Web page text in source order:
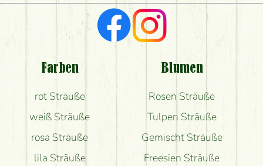
Farben
rot Sträuße
weiß Sträuße
rosa Sträuße
lila Sträuße
Blumen
Rosen Sträuße
Tulpen Sträuße
Gemischt Sträuße
Freesien Sträuße